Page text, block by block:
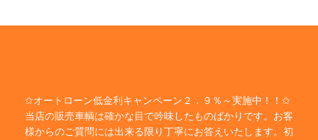
✩オートローン低金利キャンペーン２．９％～実施中！！✩
当店の販売車輌は確かな目で吟味したものばかりです。お客
様からのご質問には出来る限り丁寧にお答えいたします。初